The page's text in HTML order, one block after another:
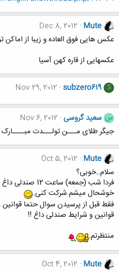
Mute
Dec 8, 2012
عکس هایی فوق العاده و زیبا از اماکن
عکسهایی از قاره کهن آسیا
S
subzero619
Nov 29, 2012
س سعید گروسی Nov 6, 2012
جیگر طلای مـــن تولـــدت مبــــارک
Mute
Oct 5, 2012
سلام..خوبی؟
فردا شب (جمعه) ساعت 12 صندلی داغ منه.
خوشحال میشم شرکت کنی.
فقط قبل از پرسیدن سوال حتما
قوانین و شرایط صندلی داغ !!
منتظرتم.
Mute
Oct 4, 2012